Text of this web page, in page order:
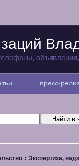
пресс-
Экспертиза,